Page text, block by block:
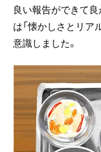
良い報告ができて
は「懐かしさとリア
意識しました。